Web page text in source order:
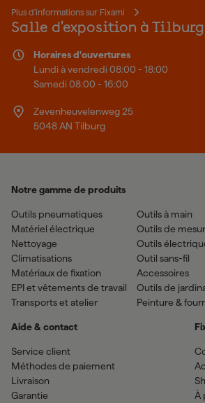
Plus d'informations sur Fixami
Salle d'exposition à Tilburg
Horaires d'ouvertures
Lundi à vendredi 08:00 - 18:00
Samedi 08:00 - 16:00
Zevenheuvelenweg 25
5048 AN Tilburg
Notre gamme de produits
Outils pneumatiques
Matériel électrique
Nettoyage
Climatisations
Matériaux de fixation
EPI et vêtements de travail
Transports et atelier
Outils à main
Outils de
Outils
Outil sans-fil
Accessoires
Outils de
Peinture &
Aide & contact
Service client
Méthodes de paiement
Livraison
Garantie
À